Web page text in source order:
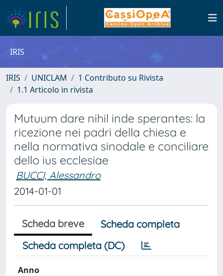
IRIS
IRIS UNICLAM
1 Contributo su Rivista
1.1 Articolo in rivista
Mutuum dare nihil inde sperantes: la
ricezione nei padri della chiesa e
nella normativa sinodale e conciliare
dello ius ecclesiae
BUCCI, Alessandro
2014-01-01
Scheda breve
Scheda completa
Scheda completa (DC)
Anno